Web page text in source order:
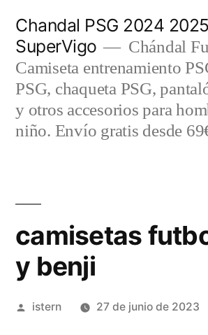
contenido
Chandal PSG 2024 2025 |
SuperVigo
Chándal
Camiseta entrenamiento
PSG, chaqueta PSG,
y otros accesorios para
niño. Envío gratis desde
camisetas
y benji
Publicado
istern 27 de junio de 2023